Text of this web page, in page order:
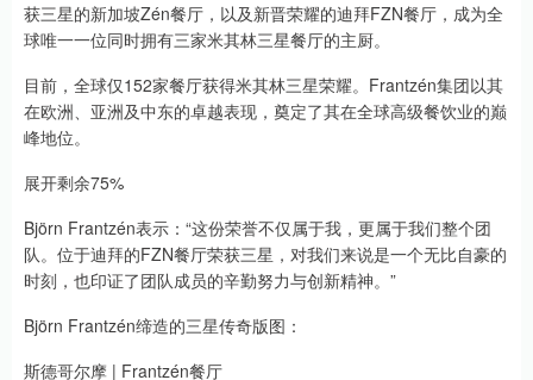
获三星的新加坡Zén餐厅，以及新晋荣耀的迪拜FZN餐厅，成为全
球唯一一位同时拥有三家米其林三星餐厅的主厨。
目前，全球仅152家餐厅获得米其林三星荣耀。Frantzén集团以其
在欧洲、亚洲及中东的卓越表现，奠定了其在全球高级餐饮业的巅
峰地位。
展开剩余75%
Björn Frantzén表示：“这份荣誉不仅属于我，更属于我们整个团
队。位于迪拜的FZN餐厅荣获三星，对我们来说是一个无比自豪的
时刻，也印证了团队成员的辛勤努力与创新精神。”
Björn Frantzén缔造的三星传奇版图：
斯德哥尔摩 | Frantzén餐厅